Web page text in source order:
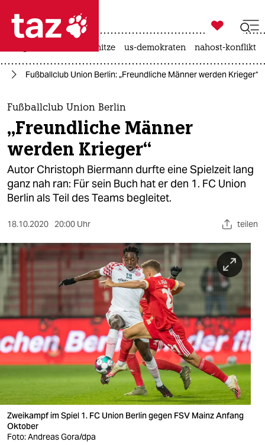
 taz zahl ich
taz zahl ich
themen
politik
öko
gesellschaft
sport
berlin
nord
wahrheit
verlag
verlag
veranstaltungen
shop
fragen & hilfe

taz zahl ich
hitze us-demokraten nahost-konflikt
Fußballclub Union Berlin: „Freundliche Männer werden Krieger“
Fußballclub Union Berlin
„Freundliche Männer
werden Krieger“
Autor Christoph Biermann durfte eine Spielzeit lang
ganz nah ran: Für sein Buch hat er den 1. FC Union
Berlin als Teil des Teams begleitet.
18.10.2020 20:00 Uhr teilen
Zweikampf im Spiel 1. FC Union Berlin gegen FSV Mainz Anfang
Oktober
Foto: Andreas Gora/dpa